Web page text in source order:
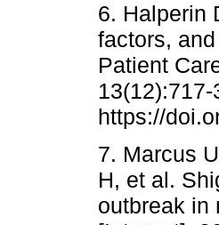
6. Halperin
factors,
Patient
https://
7. Marcus
H, et al.
outbreak in